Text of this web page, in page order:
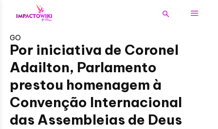
GO
Por iniciativa de Coronel
Adailton, Parlamento
prestou homenagem à
Convenção Internacional
das Assembleias de Deus